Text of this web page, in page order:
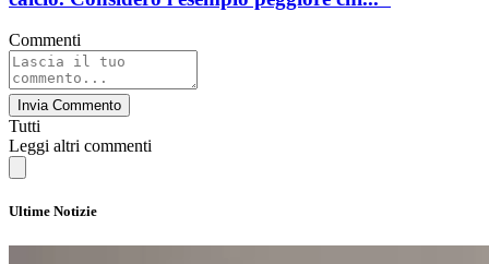
Commenti
Invia Commento
Tutti
Leggi altri commenti
Ultime Notizie